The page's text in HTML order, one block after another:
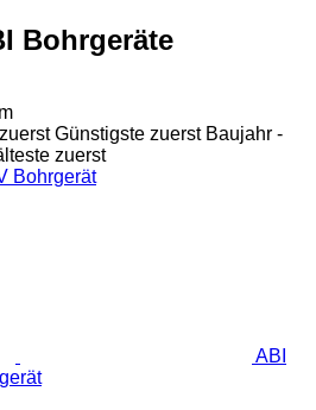
Bohrgeräte
Günstigste zuerst Baujahr -
zuerst
ABI